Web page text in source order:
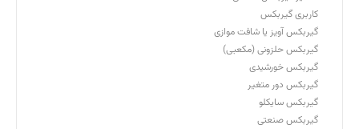
کاربری گیربکس
گیربکس آویز یا شافت موازی
گیربکس حلزونی (مکعبی)
گیربکس خورشیدی
گیربکس دور متغیر
گیربکس سایکلو
گیربکس صنعتی